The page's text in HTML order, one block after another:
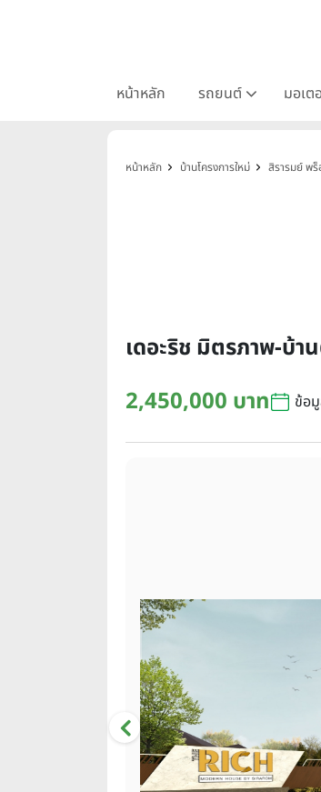
หน้าหลัก รถยนต์ มอเต
หน้าหลัก บ้านโครงการใหม่ สิรารมย์ พ
เดอะริช มิตรภาพ-บ้
2,450,000 บาท
ข้อ